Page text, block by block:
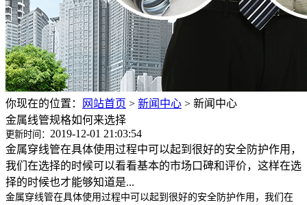
你现在的位置： 网站首页 > 新闻中心 > 新闻中心
金属线管规格如何来选择
更新时间： 2019-12-01 21:03:54
金属穿线管在具体使用过程中可以起到很好的安全防护作用，
我们在选择的时候可以看看基本的市场口碑和评价，这样在选
择的时候也才能够知道是...
金属穿线管在具体使用过程中可以起到很好的安全防护作用，我们在